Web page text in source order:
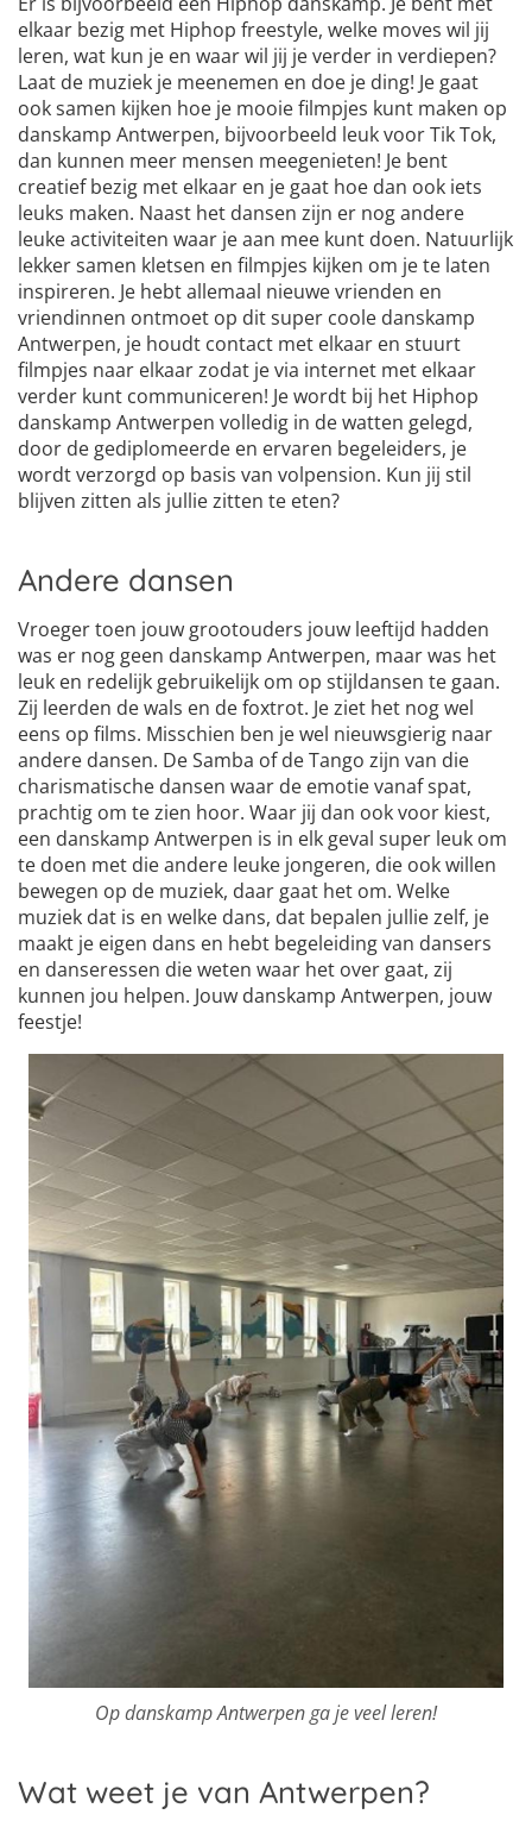
elkaar bezig met Hiphop freestyle, welke moves wil jij
leren, wat kun je en waar wil jij je verder in verdiepen?
Laat de muziek je meenemen en doe je ding! Je gaat
ook samen kijken hoe je mooie filmpjes kunt maken op
danskamp Antwerpen, bijvoorbeeld leuk voor Tik Tok,
dan kunnen meer mensen meegenieten! Je bent
creatief bezig met elkaar en je gaat hoe dan ook iets
leuks maken. Naast het dansen zijn er nog andere
leuke activiteiten waar je aan mee kunt doen. Natuurlijk
lekker samen kletsen en filmpjes kijken om je te laten
inspireren. Je hebt allemaal nieuwe vrienden en
vriendinnen ontmoet op dit super coole danskamp
Antwerpen, je houdt contact met elkaar en stuurt
filmpjes naar elkaar zodat je via internet met elkaar
verder kunt communiceren! Je wordt bij het Hiphop
danskamp Antwerpen volledig in de watten gelegd,
door de gediplomeerde en ervaren begeleiders, je
wordt verzorgd op basis van volpension. Kun jij stil
blijven zitten als jullie zitten te eten?
Andere dansen
Vroeger toen jouw grootouders jouw leeftijd hadden
was er nog geen danskamp Antwerpen, maar was het
leuk en redelijk gebruikelijk om op stijldansen te gaan.
Zij leerden de wals en de foxtrot. Je ziet het nog wel
eens op films. Misschien ben je wel nieuwsgierig naar
andere dansen. De Samba of de Tango zijn van die
charismatische dansen waar de emotie vanaf spat,
prachtig om te zien hoor. Waar jij dan ook voor kiest,
een danskamp Antwerpen is in elk geval super leuk om
te doen met die andere leuke jongeren, die ook willen
bewegen op de muziek, daar gaat het om. Welke
muziek dat is en welke dans, dat bepalen jullie zelf, je
maakt je eigen dans en hebt begeleiding van dansers
en danseressen die weten waar het over gaat, zij
kunnen jou helpen. Jouw danskamp Antwerpen, jouw
feestje!
Op danskamp Antwerpen ga je veel leren!
Wat weet je van Antwerpen?